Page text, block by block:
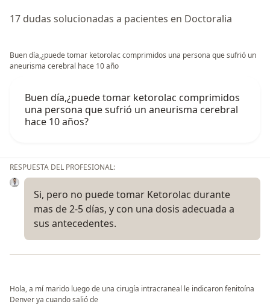
17 dudas solucionadas a pacientes en Doctoralia
Buen día,¿puede tomar ketorolac comprimidos una persona que sufrió un
aneurisma cerebral hace 10 año
Buen día,¿puede tomar ketorolac comprimidos
una persona que sufrió un aneurisma cerebral
hace 10 años?
RESPUESTA DEL PROFESIONAL:
Si, pero no puede tomar Ketorolac durante
mas de 2-5 días, y con una dosis adecuada a
sus antecedentes.
Hola, a mí marido luego de una cirugía intracraneal le indicaron fenitoína
Denver ya cuando salió de